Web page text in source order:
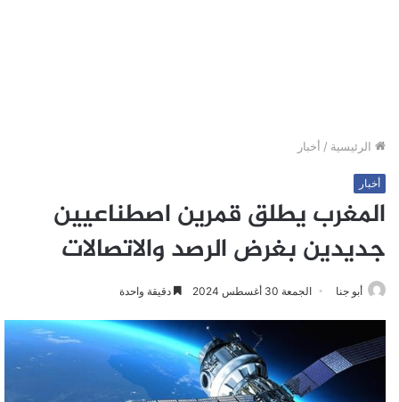
الرئيسية / أخبار
أخبار
المغرب يطلق قمرين اصطناعيين
جديدين بغرض الرصد والاتصالات
أبو جنا الجمعة 30 أغسطس 2024 دقيقة واحدة